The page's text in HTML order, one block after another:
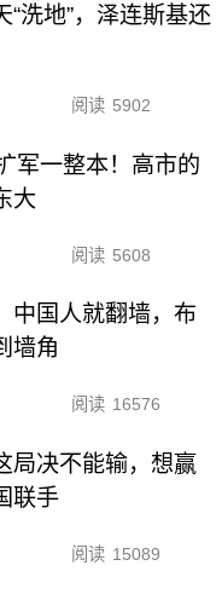
“洗地”，泽连斯基还
阅读 5902
军一整本！高市的
大
阅读 5608
中国人就翻墙，布
墙角
阅读 16576
局决不能输，想赢
联手
阅读 15089